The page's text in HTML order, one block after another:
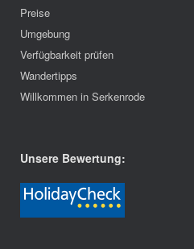
Preise
Umgebung
Verfügbarkeit prüfen
Wandertipps
Willkommen in Serkenrode
Unsere Bewertung: